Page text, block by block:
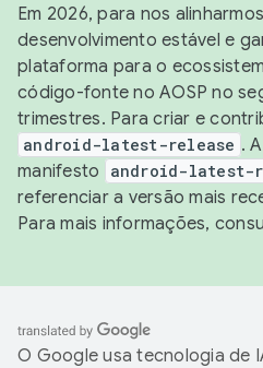
Em 2026, para nos
desenvolvimento estável e
plataforma para o
código-fonte no AOSP no
trimestres. Para criar e
android-latest-release .
manifesto
android-latest-
referenciar a versão mais
Para mais informações,
O Google usa tecnologia de